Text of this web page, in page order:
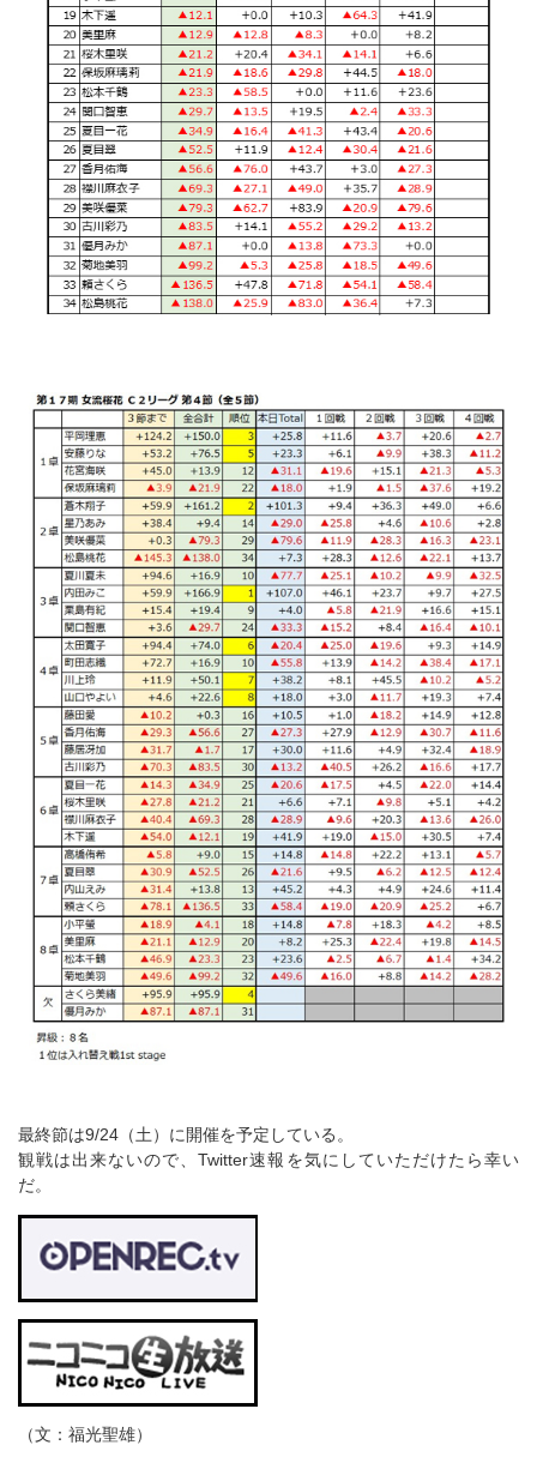
最終節は9/24（土）に開催を予定している。
観戦は出来ないので、Twitter速報を気にしていただけたら幸い
だ。
（文：福光聖雄）